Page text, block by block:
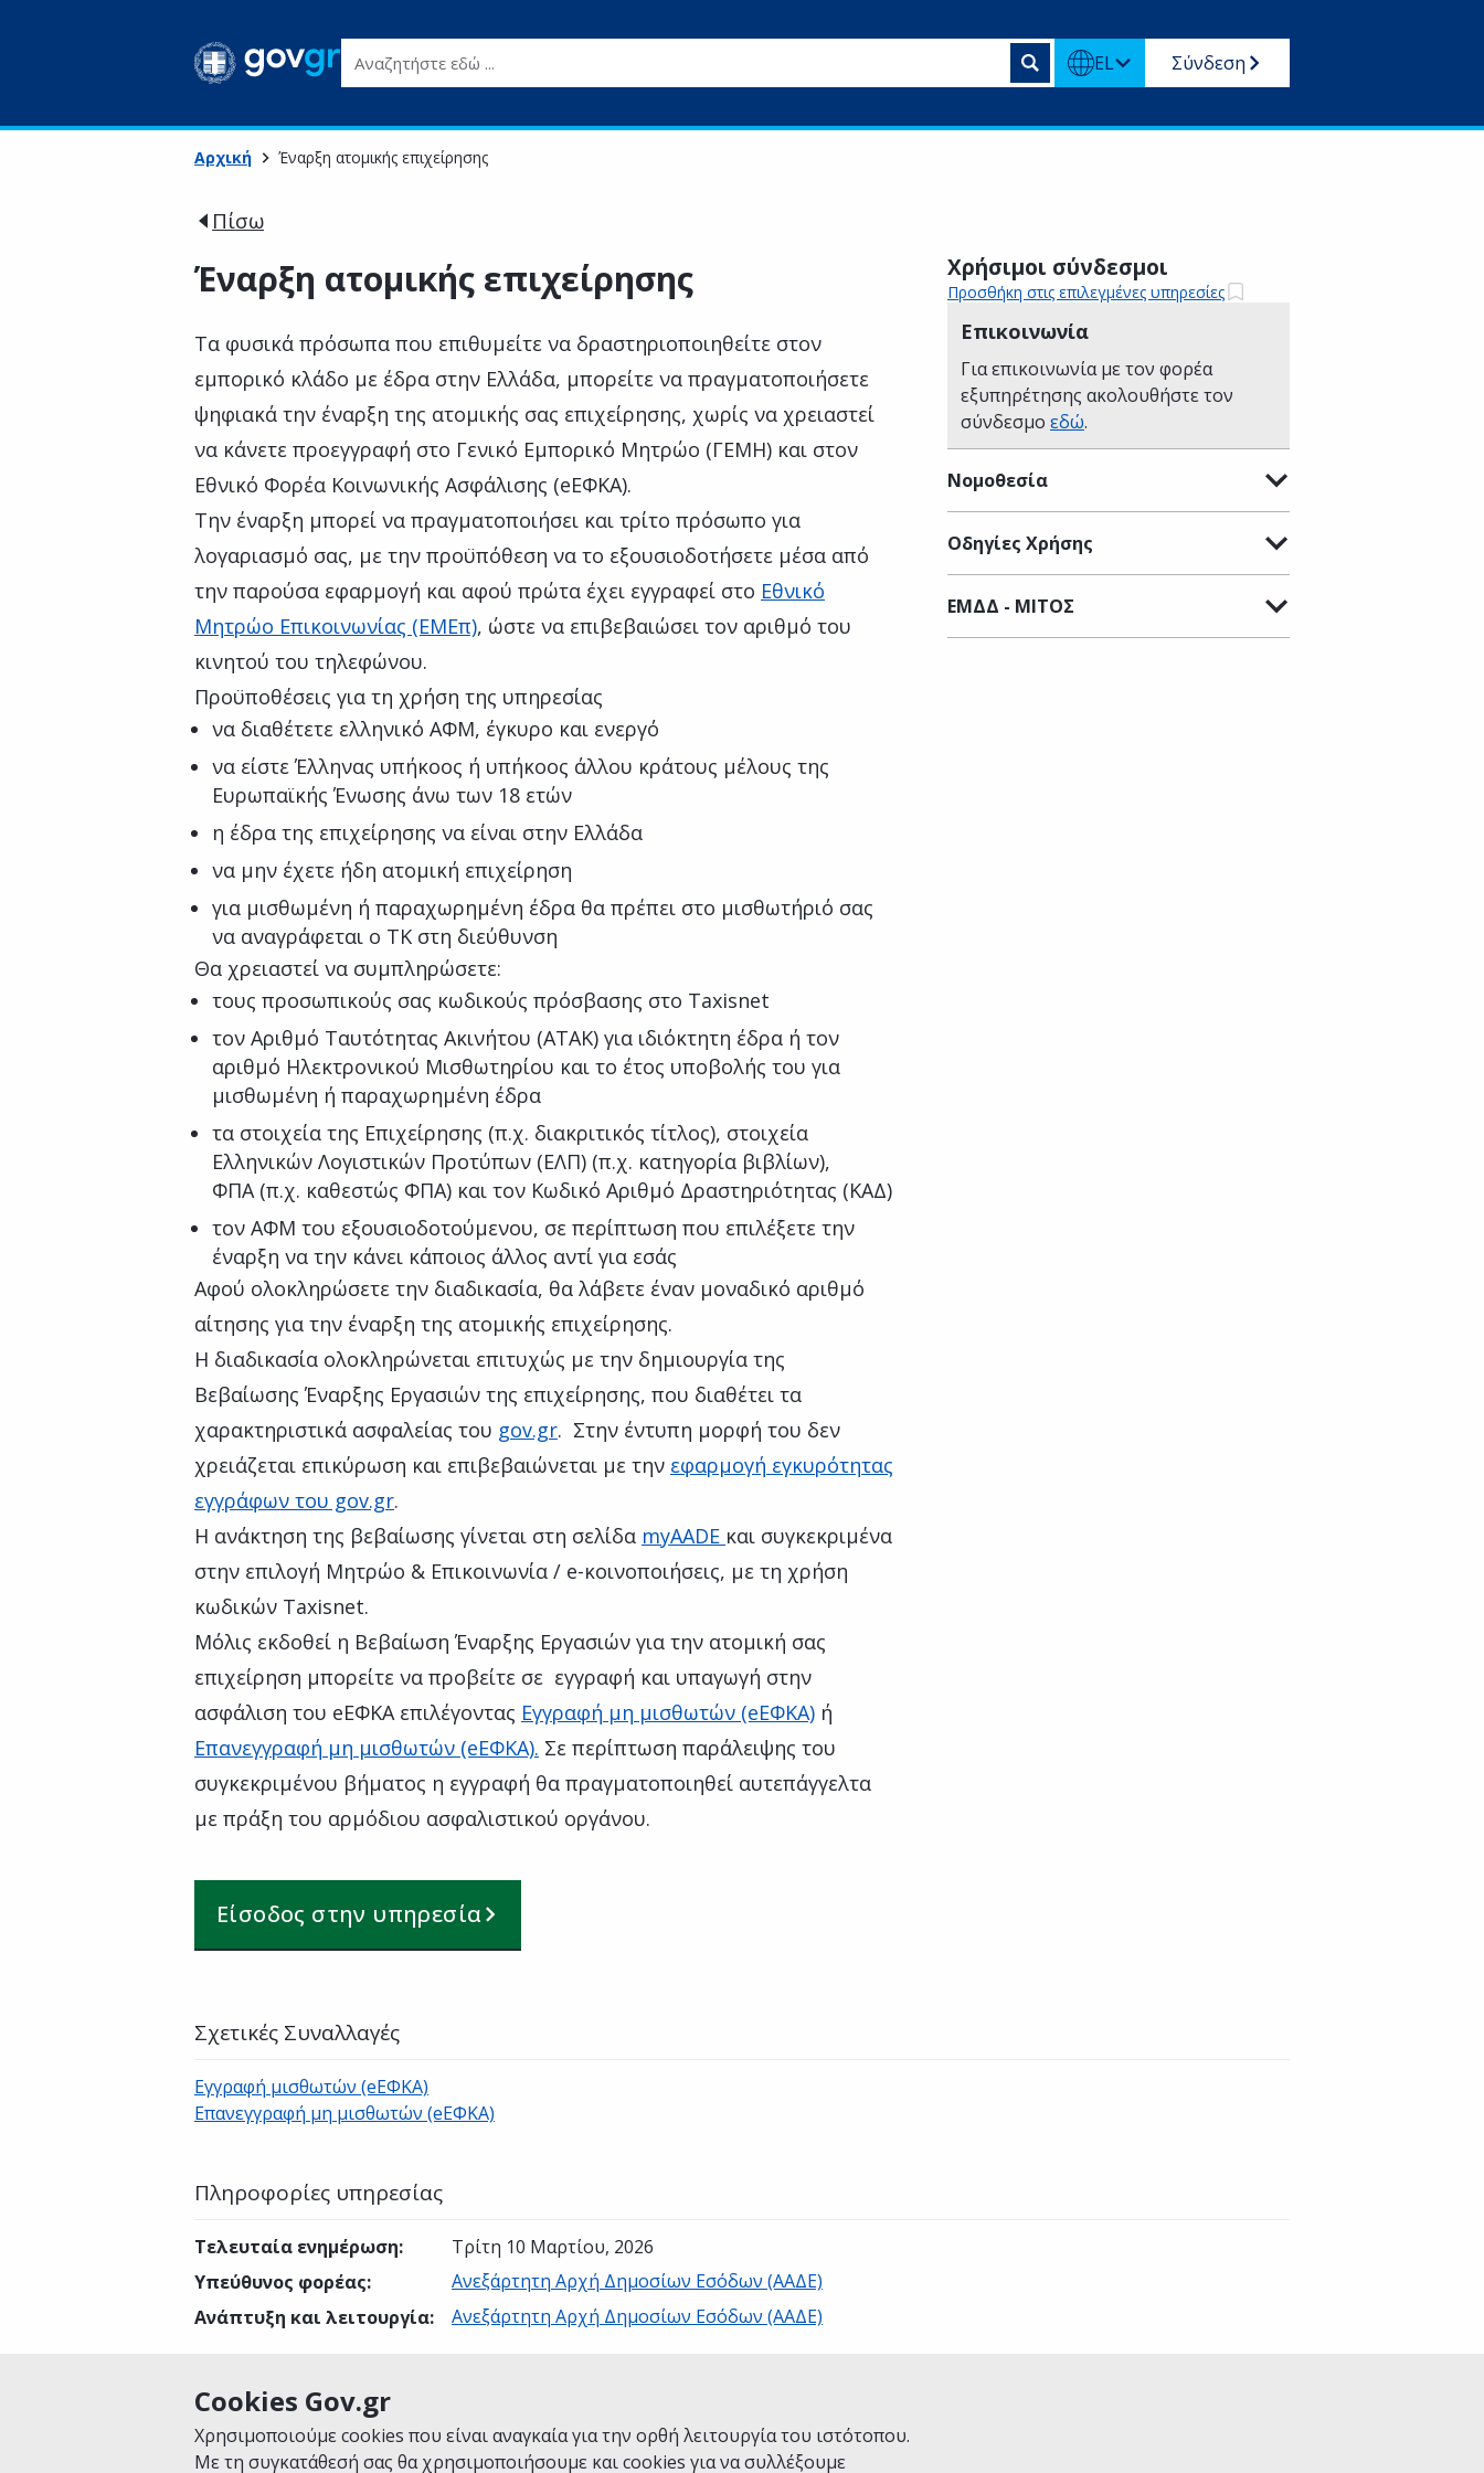
Cookies Gov.gr
Χρησιμοποιούμε cookies που είναι αναγκαία για την ορθή λειτουργία του ιστότοπου.
Με τη συγκατάθεσή σας θα χρησιμοποιήσουμε και cookies για να συλλέξουμε
Αναζητήστε εδώ ... EL Σύνδεση
Αρχική Έναρξη ατομικής επιχείρησης
Πίσω
Έναρξη ατομικής επιχείρησης
Τα φυσικά πρόσωπα που επιθυμείτε να δραστηριοποιηθείτε στον
εμπορικό κλάδο με έδρα στην Ελλάδα, μπορείτε να πραγματοποιήσετε
ψηφιακά την έναρξη της ατομικής σας επιχείρησης, χωρίς να χρειαστεί
να κάνετε προεγγραφή στο Γενικό Εμπορικό Μητρώο (ΓΕΜΗ) και στον
Εθνικό Φορέα Κοινωνικής Ασφάλισης (eΕΦΚΑ).
Την έναρξη μπορεί να πραγματοποιήσει και τρίτο πρόσωπο για
λογαριασμό σας, με την προϋπόθεση να το εξουσιοδοτήσετε μέσα από
την παρούσα εφαρμογή και αφού πρώτα έχει εγγραφεί στο Εθνικό
Μητρώο Επικοινωνίας (ΕΜΕπ), ώστε να επιβεβαιώσει τον αριθμό του
κινητού του τηλεφώνου.
Προϋποθέσεις για τη χρήση της υπηρεσίας
να διαθέτετε ελληνικό ΑΦΜ, έγκυρο και ενεργό
να είστε Έλληνας υπήκοος ή υπήκοος άλλου κράτους μέλους της
Ευρωπαϊκής Ένωσης άνω των 18 ετών
η έδρα της επιχείρησης να είναι στην Ελλάδα
να μην έχετε ήδη ατομική επιχείρηση
για μισθωμένη ή παραχωρημένη έδρα θα πρέπει στο μισθωτήριό σας
να αναγράφεται ο ΤΚ στη διεύθυνση
Θα χρειαστεί να συμπληρώσετε:
τους προσωπικούς σας κωδικούς πρόσβασης στο Taxisnet
τον Αριθμό Ταυτότητας Ακινήτου (ΑΤΑΚ) για ιδιόκτητη έδρα ή τον
αριθμό Ηλεκτρονικού Μισθωτηρίου και το έτος υποβολής του για
μισθωμένη ή παραχωρημένη έδρα
τα στοιχεία της Επιχείρησης (π.χ. διακριτικός τίτλος), στοιχεία
Ελληνικών Λογιστικών Προτύπων (ΕΛΠ) (π.χ. κατηγορία βιβλίων),
ΦΠΑ (π.χ. καθεστώς ΦΠΑ) και τον Κωδικό Αριθμό Δραστηριότητας (ΚΑΔ)
τον ΑΦΜ του εξουσιοδοτούμενου, σε περίπτωση που επιλέξετε την
έναρξη να την κάνει κάποιος άλλος αντί για εσάς
Αφού ολοκληρώσετε την διαδικασία, θα λάβετε έναν μοναδικό αριθμό
αίτησης για την έναρξη της ατομικής επιχείρησης.
Η διαδικασία ολοκληρώνεται επιτυχώς με την δημιουργία της
Βεβαίωσης Έναρξης Εργασιών της επιχείρησης, που διαθέτει τα
χαρακτηριστικά ασφαλείας του gov.gr. Στην έντυπη μορφή του δεν
χρειάζεται επικύρωση και επιβεβαιώνεται με την εφαρμογή εγκυρότητας
εγγράφων του gov.gr.
Η ανάκτηση της βεβαίωσης γίνεται στη σελίδα myAADE και συγκεκριμένα
στην επιλογή Μητρώο & Επικοινωνία / e-κοινοποιήσεις, με τη χρήση
κωδικών Taxisnet.
Μόλις εκδοθεί η Βεβαίωση Έναρξης Εργασιών για την ατομική σας
επιχείρηση μπορείτε να προβείτε σε εγγραφή και υπαγωγή στην
ασφάλιση του eΕΦΚΑ επιλέγοντας Εγγραφή μη μισθωτών (eΕΦΚΑ) ή
Eπανεγγραφή μη μισθωτών (eΕΦΚΑ). Σε περίπτωση παράλειψης του
συγκεκριμένου βήματος η εγγραφή θα πραγματοποιηθεί αυτεπάγγελτα
με πράξη του αρμόδιου ασφαλιστικού οργάνου.
Είσοδος στην υπηρεσία
Χρήσιμοι σύνδεσμοι
Προσθήκη στις επιλεγμένες υπηρεσίες
Επικοινωνία
Για επικοινωνία με τον φορέα
εξυπηρέτησης ακολουθήστε τον
σύνδεσμο εδώ.
Νομοθεσία
Οδηγίες Χρήσης
ΕΜΔΔ - ΜΙΤΟΣ
Σχετικές Συναλλαγές
Εγγραφή μισθωτών (eΕΦΚΑ)
Επανεγγραφή μη μισθωτών (eΕΦΚΑ)
Πληροφορίες υπηρεσίας
Τελευταία ενημέρωση:
Τρίτη 10 Μαρτίου, 2026
Υπεύθυνος φορέας:
Ανεξάρτητη Αρχή Δημοσίων Εσόδων (ΑΑΔΕ)
Ανάπτυξη και λειτουργία: Ανεξάρτητη Αρχή Δημοσίων Εσόδων (ΑΑΔΕ)
Είναι χρήσιμη αυτή η σελίδα;